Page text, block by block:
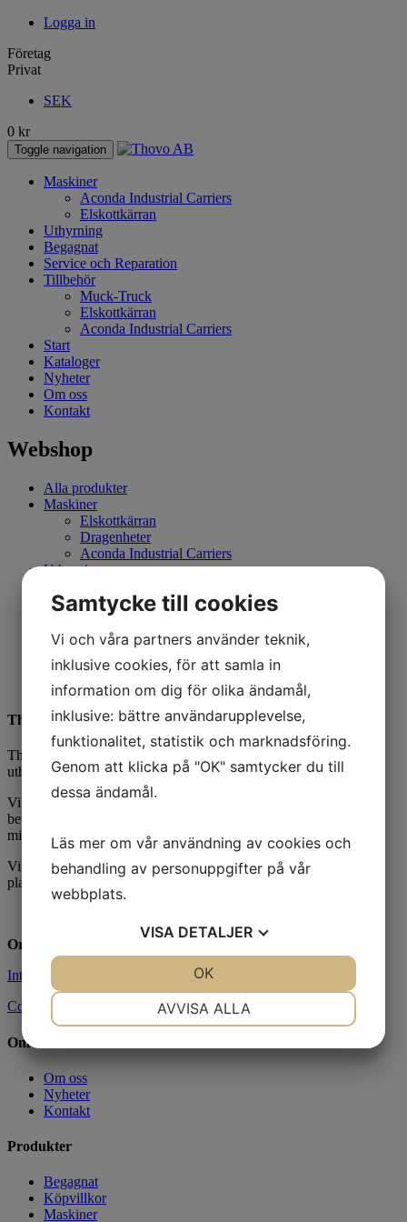
Logga in
Företag
Privat
SEK
0 kr
Toggle navigation
Maskiner
Aconda Industrial Carriers
Elskottkärran
Uthyrning
Begagnat
Service och Reparation
Tillbehör
Muck-Truck
Elskottkärran
Aconda Industrial Carriers
Start
Kataloger
Nyheter
Om oss
Kontakt
Webshop
Alla produkter
Maskiner
Elskottkärran
Dragenheter
Aconda Industrial Carriers
Uthyrning
Begagnat
Aconda Industrial Carriers
Muck-Truck
Elskottkärran
Reservdelar
Thovo AB
Thovo AB är ett mindre familje företag med som jobbar med
uthyrning, försäljning, reparationer och service.
Vi hyr ut nischade maskiner däribland: åkbara och handhållna
betongbearbetningsmaskiner, banddrivna material bärare samt
mindre anläggningsmaskiner.
Vi distribruerar och säljer även Aconda Industrial Carriers bär
plattformar med tillbehör
Org.nr:
Integritetspolicy
Cookies
Om oss
Om oss
Nyheter
Kontakt
Produkter
Begagnat
Köpvillkor
Maskiner
Samtycke till cookies
Vi och våra partners använder teknik,
inklusive cookies, för att samla in
information om dig för olika ändamål,
inklusive: bättre användarupplevelse,
funktionalitet, statistik och marknadsföring.
Genom att klicka på "OK" samtycker du till
dessa ändamål.
Läs mer om vår användning av cookies och
behandling av personuppgifter på vår
webbplats.
VISA DETALJER
AVVISA ALLA
OK